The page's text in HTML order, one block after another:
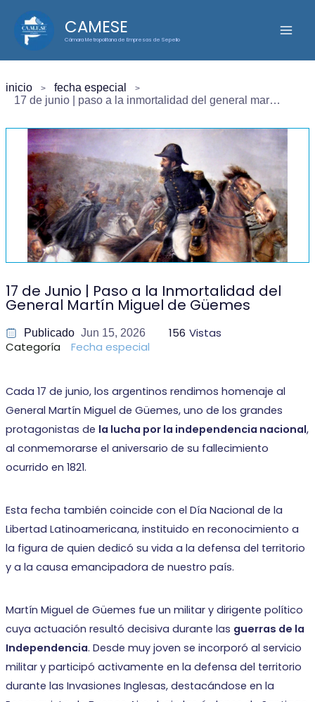
contenido
CAMESE
Cámara Metropolitana de Empresas de Sepelio
inicio
fecha especial
17 de junio | paso a la inmortalidad del general martín miguel de güemes
17 de Junio | Paso a la Inmortalidad del
General Martín Miguel de Güemes
Publicado Jun 15, 2026 156 Vistas
Categoría
Fecha especial
Cada 17 de junio, los argentinos rendimos homenaje al
General Martín Miguel de Güemes, uno de los grandes
protagonistas de la lucha por la independencia nacional,
al conmemorarse el aniversario de su fallecimiento
ocurrido en 1821.
Esta fecha también coincide con el Día Nacional de la
Libertad Latinoamericana, instituido en reconocimiento a
la figura de quien dedicó su vida a la defensa del territorio
y a la causa emancipadora de nuestro país.
Martín Miguel de Güemes fue un militar y dirigente político
cuya actuación resultó decisiva durante las guerras de la
Independencia. Desde muy joven se incorporó al servicio
militar y participó activamente en la defensa del territorio
durante las Invasiones Inglesas, destacándose en la